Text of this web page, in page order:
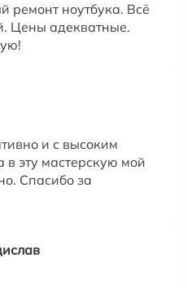
ремонт ноутбука. Всё
Цены адекватные.
и с высоким
в эту мастерскую мой
Спасибо за